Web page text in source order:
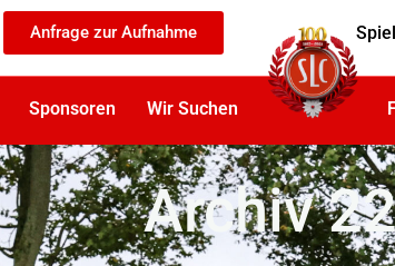
Anfrage zur Aufnahme
Sponsoren Wir Suchen
Archiv